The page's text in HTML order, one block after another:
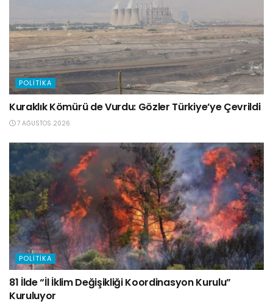
POLITIKA
Kuraklık Kömürü de Vurdu: Gözler Türkiye’ye Çevrildi
7 AĞUSTOS 2026
POLITIKA
81 İlde “İl İklim Değişikliği Koordinasyon Kurulu”
Kuruluyor